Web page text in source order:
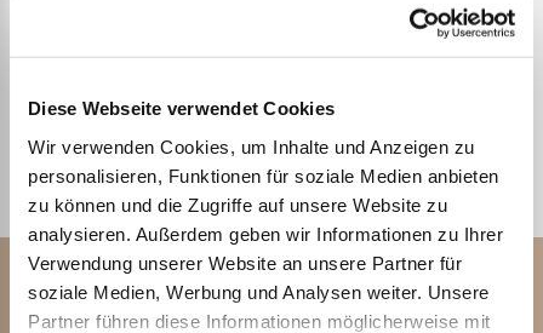
Diese Webseite verwendet Cookies
Wir verwenden Cookies, um Inhalte und Anzeigen zu
personalisieren, Funktionen für soziale Medien anbieten
zu können und die Zugriffe auf unsere Website zu
analysieren. Außerdem geben wir Informationen zu Ihrer
Verwendung unserer Website an unsere Partner für
soziale Medien, Werbung und Analysen weiter. Unsere
Partner führen diese Informationen möglicherweise mit
Plus declients satisfaits Facture à 14 jours
S'abonner à la newsletter
Reçois régulièrement des informations utiles sur les
produits et ne manque plus aucune offre spéciale